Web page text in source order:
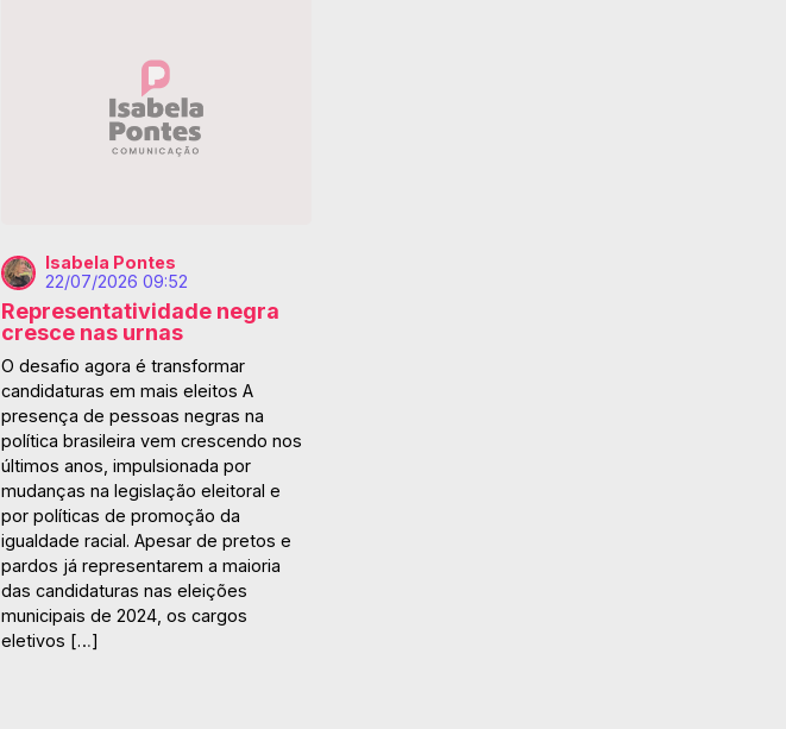
Isabela Pontes
22/07/2026 09:52
Representatividade negra
cresce nas urnas
O desafio agora é transformar
candidaturas em mais eleitos A
presença de pessoas negras na
política brasileira vem crescendo nos
últimos anos, impulsionada por
mudanças na legislação eleitoral e
por políticas de promoção da
igualdade racial. Apesar de pretos e
pardos já representarem a maioria
das candidaturas nas eleições
municipais de 2024, os cargos
eletivos […]